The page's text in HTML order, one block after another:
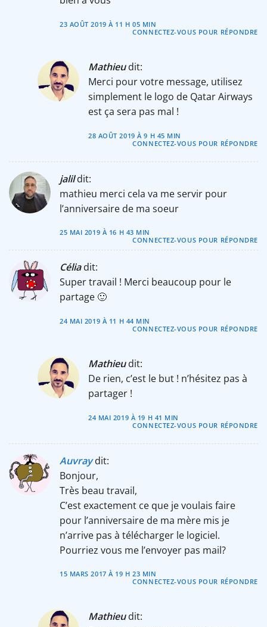
23 AOÛT 2019 À 11 H 05 MIN
CONNECTEZ-VOUS POUR RÉPONDRE
Mathieu dit:
Merci pour votre message, utilisez
simplement le logo de Qatar Airways
est ça sera pas mal !
28 AOÛT 2019 À 9 H 45 MIN
CONNECTEZ-VOUS POUR RÉPONDRE
jalil dit:
mathieu merci cela va me servir pour
l’anniversaire de ma soeur
25 MAI 2019 À 16 H 43 MIN
CONNECTEZ-VOUS POUR RÉPONDRE
Célia dit:
Super travail ! Merci beaucoup pour le
partage 🙂
24 MAI 2019 À 11 H 44 MIN
CONNECTEZ-VOUS POUR RÉPONDRE
Mathieu dit:
De rien, c’est le but ! n’hésitez pas à
partager !
24 MAI 2019 À 19 H 41 MIN
CONNECTEZ-VOUS POUR RÉPONDRE
Auvray dit:
Bonjour,
Très beau travail,
C’est exactement ce que je voulais faire
pour l’anniversaire de ma mère mis je
n’arrive pas à télécharger le logiciel.
Pourriez vous me l’envoyer pas mail?
15 MARS 2017 À 19 H 23 MIN
CONNECTEZ-VOUS POUR RÉPONDRE
Mathieu dit: